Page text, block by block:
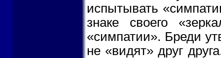
испытывать
знаке своего
«симпатии». Бреди
не «видят» друг